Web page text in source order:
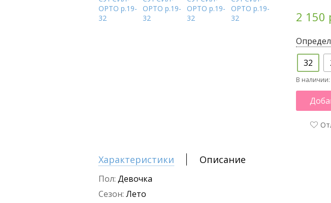
2 150
32
В наличии:
Характеристики Описание
Пол: Девочка
Сезон: Лето